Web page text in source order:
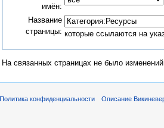
имён:
Название
страницы: которые ссылаются на
На связанных страницах не было
Политика конфиденциальности Описание